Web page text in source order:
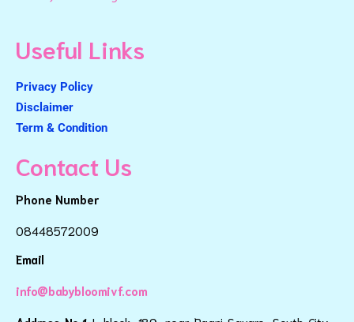
Useful Links
Privacy Policy
Disclaimer
Term & Condition
Contact Us
Phone Number
08448572009
Email
info@babybloomivf.com